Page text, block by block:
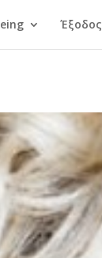
Έξοδος